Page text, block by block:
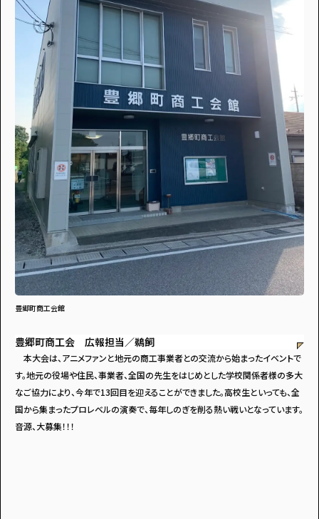
豊郷町商工会館
豊郷町商工会 広報担当／鵜飼
本大会は、アニメファンと地元の商工事業者との交流から始まったイベントで
す。地元の役場や住民、事業者、全国の先生をはじめとした学校関係者様の多大
なご協力により、今年で13回目を迎えることができました。高校生といっても、全
国から集まったプロレベルの演奏で、毎年しのぎを削る熱い戦いとなっています。
音源、大募集！！！